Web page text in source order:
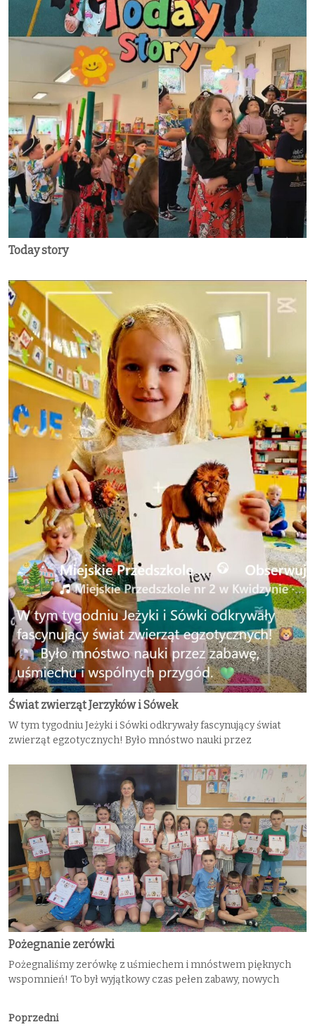
Today story
Świat zwierząt Jerzyków i Sówek
W tym tygodniu Jeżyki i Sówki odkrywały fascynujący świat
zwierząt egzotycznych! Było mnóstwo nauki przez
Pożegnanie zerówki
Pożegnaliśmy zerówkę z uśmiechem i mnóstwem pięknych
wspomnień! To był wyjątkowy czas pełen zabawy, nowych
Poprzedni